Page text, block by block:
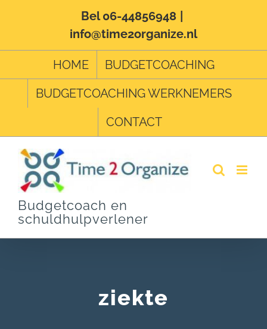
Bel 06-44856948
info@time2organize.nl
HOME
BUDGETCOACHING
BUDGETCOACHING WERKNEMERS
CONTACT
Budgetcoach en
schuldhulpverlener
ziekte